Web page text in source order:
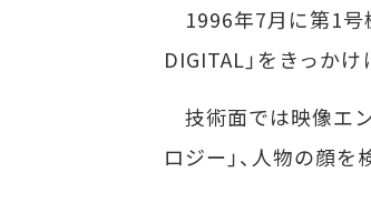
1996年7月に第1号
DIGITAL」をきっか
技術面では映像エン
ロジー」、人物の顔